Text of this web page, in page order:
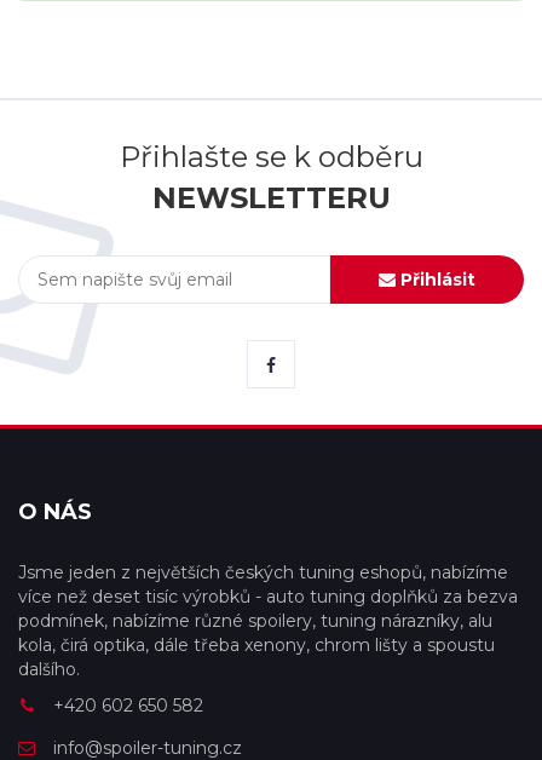
Přihlašte se k odběru
NEWSLETTERU
Přihlásit
O NÁS
Jsme jeden z největších českých tuning eshopů, nabízíme
více než deset tisíc výrobků - auto tuning doplňků za bezva
podmínek, nabízíme různé spoilery, tuning nárazníky, alu
kola, čirá optika, dále třeba xenony, chrom lišty a spoustu
dalšího.
+420 602 650 582
info@spoiler-tuning.cz